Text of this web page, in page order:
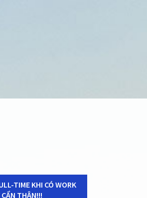
TIME KHI CÓ WORK
CẨN THẬN!!!